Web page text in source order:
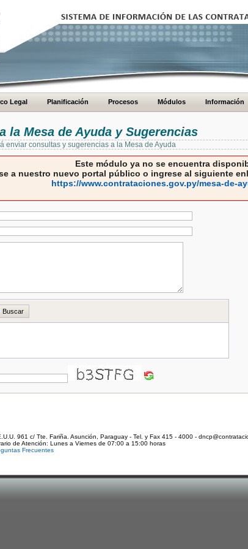
Legal Planificación Procesos Módulos Información
la Mesa de Ayuda y Sugerencias
enviar consultas y sugerencias a la Mesa de Ayuda
Este módulo ya no se encuentra
a nuestro nuevo portal público o ingrese al siguiente
https://www.contrataciones.gov.py/mesa-de-
Buscar
961 c/ Tte. Fariña. Asunción, Paraguay - Tel. y Fax 415 - 4000 -
de Atención: Lunes a Viernes de 07:00 a 15:00 horas
Frecuentes